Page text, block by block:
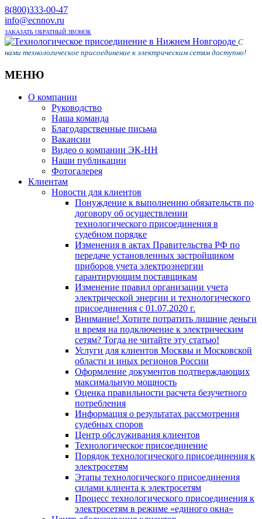
8(800)333-00-47
info@ecnnov.ru
ЗАКАЗАТЬ ОБРАТНЫЙ ЗВОНОК
С
нами технологическое присоединение к электрическим сетям доступно!
МЕНЮ
Skip
О компании
Руководство
Наша команда
Благодарственные письма
Вакансии
Видео о компании ЭК-НН
Наши публикации
Фотогалерея
Клиентам
Новости для клиентов
Понуждение к выполнению обязательств по
договору об осуществлении
технологического присоединения в
судебном порядке
Изменения в актах Правительства РФ по
передаче установленных застройщиком
приборов учета электроэнергии
гарантирующим поставщикам
Изменение правил организации учета
электрической энергии и технологического
присоединения с 01.07.2020 г.
Внимание! Хотите потратить лишние деньги
и время на подключение к электрическим
сетям? Тогда не читайте эту статью!
Услуги для клиентов Москвы и Московской
области и иных регионов России
Оформление документов подтверждающих
максимальную мощность
Oценка правильности расчета безучетного
потребления
Информация о результатах рассмотрения
судебных споров
Центр обслуживания клиентов
Технологическое присоединение
Порядок технологического присоединения к
электросетям
Этапы технологического присоединения
силами клиента к электросетям
Процесс технологического присоединения к
электросетям в режиме «единого окна»